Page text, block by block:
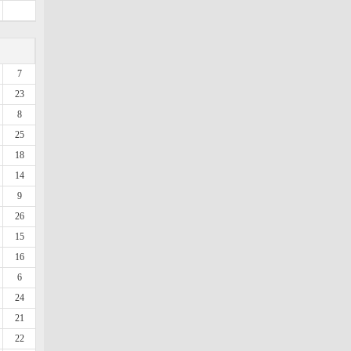
7
23
8
25
18
14
9
26
15
16
6
24
21
22